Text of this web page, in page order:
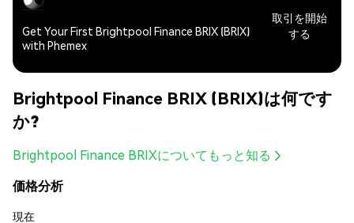
Get Your First Brightpool Finance BRIX (BRIX)
with Phemex
取引を開始
する
Brightpool Finance BRIX (BRIX)は何です
か?
Brightpool Finance BRIXについてもっと知る
価格分析
現在